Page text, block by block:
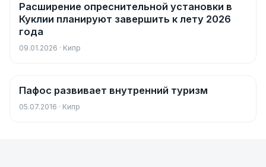
Новости
Расширение опреснительной установки в
Куклии планируют завершить к лету 2026
года
09.01.2026 · Кипр
Новости
Пафос развивает внутренний туризм
05.07.2016 · Кипр